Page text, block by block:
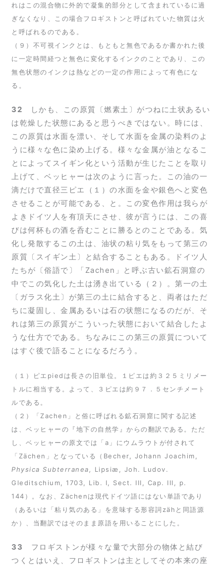
れはこの混合物に外的で凝集的部分として含まれているに過
ぎなくなり、この場合フロギストンと呼ばれていた物質は火
と呼ばれるのである。
（９）不可視インクとは、もともと無色であるか書かれた後
に一定時間経つと無色に変化するインクのことであり、この
無色状態のインクは熱などの一定の作用によって有色にな
る。
32 しかも、この原質〔燃素土〕がつねに土状あるい
は乾燥した状態にあると思うべきではない。時には、
この原質は水面を漂い、そして水面を金属の染料のよ
うに様々な色に染め上げる。様々な金属が油となるこ
とによってスイギン化という活動が生じたことを取り
上げて、ベッヒャーは次のように言った。この油の一
滴だけで直径三ピエ（１）の水面を金や銀色へと変色
させることが可能である、と。この変色作用は我らが
よきドイツ人を有頂天にさせ、彼が言うには、この喜
びは何杯もの酒を呑むことに勝るとのことである。気
化し発散するこの土は、油状の粘り気をもって第三の
原質〔スイギン土〕と結合することもある。ドイツ人
たちが〔俗語で〕「Zachen」と呼ぶ古い鉱石洞窟の
中でこの気化した土は湧き出ている（２）。第一の土
〔ガラス化土〕が第三の土に結合すると、両者はただ
ちに凝固し、金属あるいは石の状態になるのだが、そ
れは第三の原質がこういった状態において結合したよ
うな仕方でである。ちなみにこの第三の原質について
はすぐ後で語ることになるだろう。
（１）ピエpiedは長さの旧単位。１ピエは約３２５ミリメー
トルに相当する。よって、３ピエは約９７．５センチメート
ルである。
（２）「Zachen」と俗に呼ばれる鉱石洞窟に関する記述
は、ベッヒャーの『地下の自然学』からの翻訳である。ただ
し、ベッヒャーの原文では「a」にウムラウトが付されて
「Zächen」となっている（Becher, Johann Joachim,
Physica Subterranea, Lipsiæ, Joh. Ludov.
Gleditschium, 1703, Lib. I, Sect. III, Cap. III, p.
144）。なお、Zächenは現代ドイツ語にはない単語であり
（あるいは「粘り気のある」を意味する形容詞zähと同語源
か）、当翻訳ではそのまま原語を用いることにした。
33
フロギストンが様々な量で大部分の物体と結び
つくとはいえ、フロギストンは主としてその本来の座